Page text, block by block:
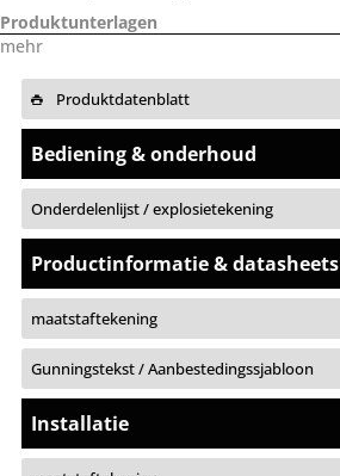
Produktunterlagen
mehr
Produktdatenblatt
Bediening & onderhoud
Onderdelenlijst / explosietekening
Productinformatie & datasheets
maatstaftekening
Gunningstekst / Aanbestedingssjabloon
Installatie